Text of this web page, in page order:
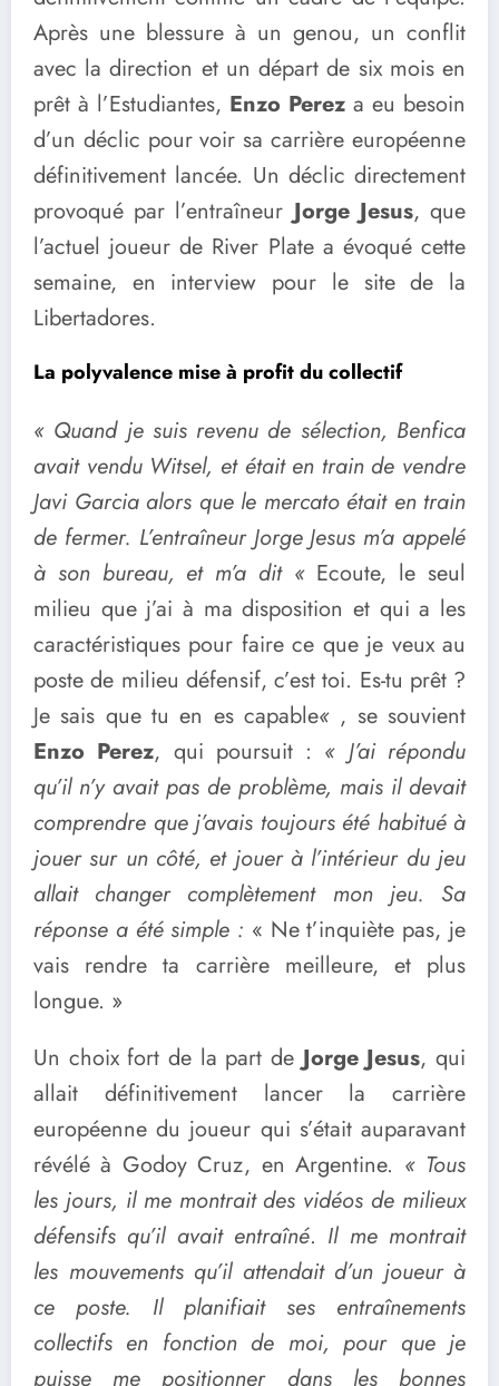
Après une blessure à un genou, un conflit
avec la direction et un départ de six mois en
prêt à l’Estudiantes, Enzo Perez a eu besoin
d’un déclic pour voir sa carrière européenne
définitivement lancée. Un déclic directement
provoqué par l’entraîneurJorge Jesus, que
l’actuel joueur de River Plate a évoqué cette
semaine, en interview pour le site de la
Libertadores.
La polyvalence mise à profit du collectif
« Quand je suis revenu de sélection, Benfica
avait vendu Witsel, et était en train de vendre
Javi Garcia alors que le mercato était en train
de fermer. L’entraîneur Jorge Jesus m’a appelé
à son bureau, et m’a dit « Ecoute, le seul
milieu que j’ai à ma disposition et qui a les
caractéristiques pour faire ce que je veux au
poste de milieu défensif, c’est toi. Es-tu prêt ?
Je sais que tu en es capable« , se souvient
Enzo Perez, qui poursuit : « J’ai répondu
qu’il n’y avait pas de problème, mais il devait
comprendre que j’avais toujours été habitué à
jouer sur un côté, et jouer à l’intérieur du jeu
allait changer complètement mon jeu. Sa
réponse a été simple : « Ne t’inquiète pas, je
vais rendre ta carrière meilleure, et plus
longue. »
Un choix fort de la part deJorge Jesus, qui
allait définitivement lancer la carrière
européenne du joueur qui s’était auparavant
révélé à Godoy Cruz, en Argentine. « Tous
les jours, il me montrait des vidéos de milieux
défensifs qu’il avait entraîné. Il me montrait
les mouvements qu’il attendait d’un joueur à
ce poste. Il planifiait ses entraînements
collectifs en fonction de moi, pour que je
puisse me positionner dans les bonnes